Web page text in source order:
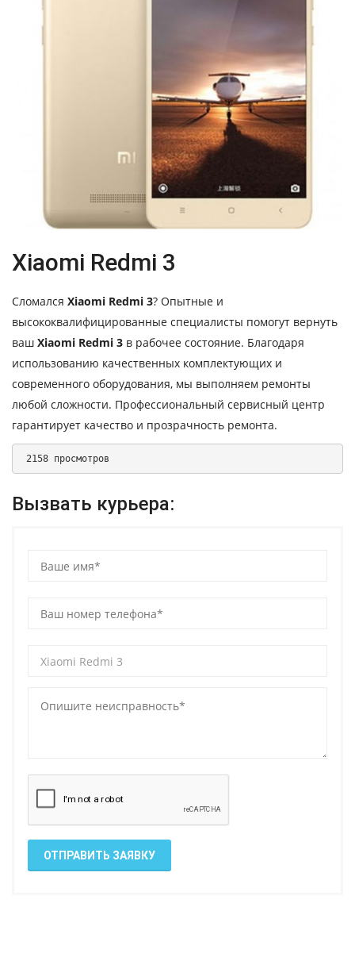
Xiaomi Redmi 3
Сломался Xiaomi Redmi 3? Опытные и
высококвалифицированные специалисты помогут вернуть
ваш Xiaomi Redmi 3 в рабочее состояние. Благодаря
использованию качественных комплектующих и
современного оборудования, мы выполняем ремонты
любой сложности. Профессиональный сервисный центр
гарантирует качество и прозрачность ремонта.
2158 просмотров
Вызвать курьера:
ОТПРАВИТЬ ЗАЯВКУ